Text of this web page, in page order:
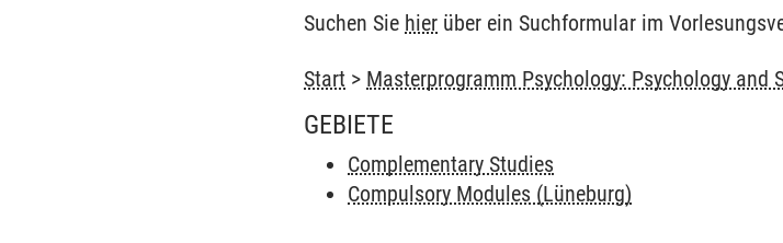
Suchen Sie hier über ein Suchformular im
Start > Masterprogramm Psychology: Psychology and
GEBIETE
Complementary Studies
Compulsory Modules (Lüneburg)